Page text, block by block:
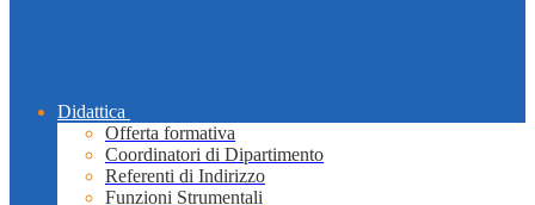
Didattica
Offerta formativa
Coordinatori di Dipartimento
Referenti di Indirizzo
Funzioni Strumentali